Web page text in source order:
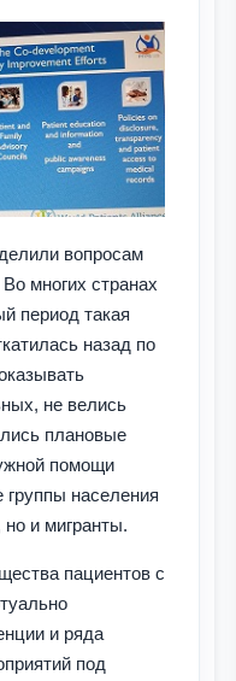
вопросам
многих странах
период такая
назад по
не велись
плановые
помощи
группы населения
и мигранты.
пациентов с
и ряда
под